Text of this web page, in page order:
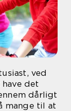
ved
det
dårligt
mange til at